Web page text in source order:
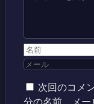
次回のコメ